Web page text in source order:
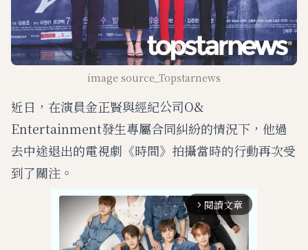
image source_Topstarnews
近日，在演員金正賢與經紀公司O&
Entertainment發生專屬合同糾紛的情況下，他過
去中途退出的電視劇《時間》拍攝當時的行動再次受
到了關注。
arrow_forward_ios 閱讀文章